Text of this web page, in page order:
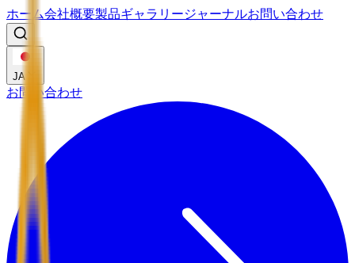
ホーム会社概要製品ギャラリージャーナルお問い合わせ
JA
お問い合わせ